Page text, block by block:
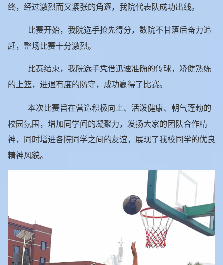
终，经过激烈而又紧张的角逐，我院代表队成功出线。
比赛开始，我院选手抢先得分，数院不甘落后奋力追
赶，整场比赛十分激烈。
比赛结束，我院选手凭借迅速准确的传球，矫健熟练
的上篮，进退有度的防守，成功赢得了比赛。
本次比赛旨在营造积极向上、活泼健康、朝气蓬勃的
校园氛围，增加同学间的凝聚力，发扬大家的团队合作精
神，同时增进各院同学之间的友谊，展现了我校同学的优良
精神风貌。